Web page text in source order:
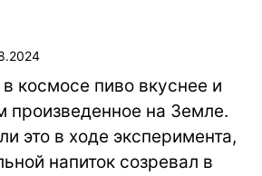
в космосе пиво вкуснее и
произведенное на Земле.
это в ходе эксперимента,
напиток созревал в